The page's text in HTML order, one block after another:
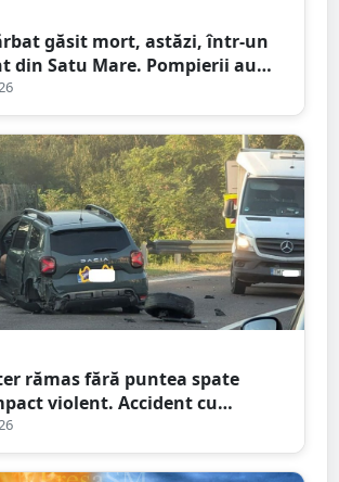
găsit mort, astăzi, într-un
din Satu Mare. Pompierii au
rămas fără puntea spate
violent. Accident cu
mașini din Satu Mare